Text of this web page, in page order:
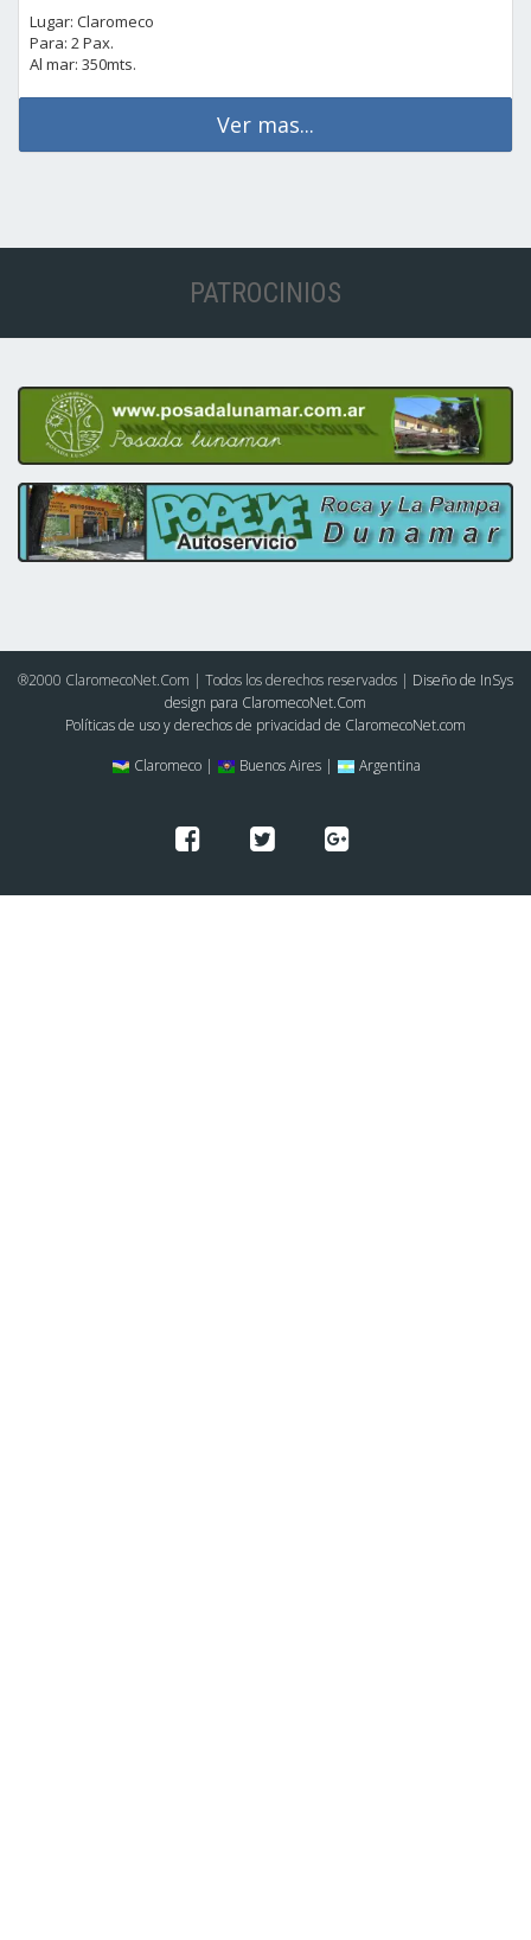
Lugar: Claromeco
Para: 2 Pax.
Al mar: 350mts.
Ver mas...
PATROCINIOS
®2000 ClaromecoNet.Com | Todos los derechos reservados | Diseño de InSys
design para ClaromecoNet.Com
Políticas de uso y derechos de privacidad de ClaromecoNet.com
Claromeco |
Buenos Aires | Argentina